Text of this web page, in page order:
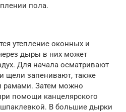
пола.
утепление оконных и
дыры в них может
Для начала осматривают
щели запенивают, также
рамами. Затем можно
помощи канцелярского
В большие дырки